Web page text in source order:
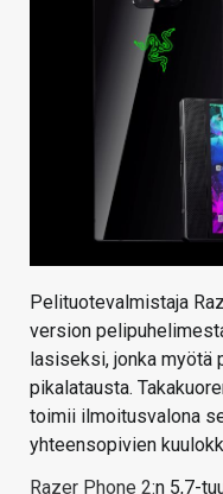
Pelituotevalmistaja
version
lasiseksi, jonka myötä
pikalatausta.
toimii ilmoitusvalona
yhteensopivien
Razer Phone 2:n 5,7-